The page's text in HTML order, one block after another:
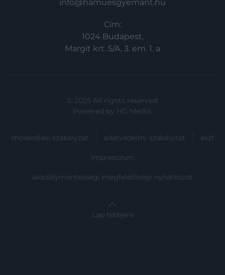
info@hamuesgyemant.hu
Cím:
1024 Budapest,
Margit krt. 5/A, 3. em. 1. a
© 2025 All rights reserved.
Powered by HG Media.
moderálási szabályzat adatvédelmi szabályzat ászf
impresszum
akadálymentességi megfelelőségi nyilatkozat
Lap tetejére